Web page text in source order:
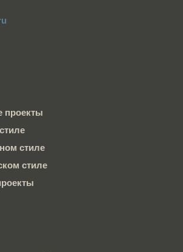
проекты
стиле
стиле